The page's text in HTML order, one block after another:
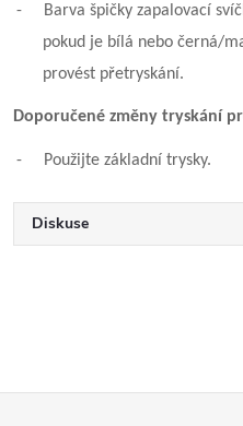
-
Barva špičky zapalovací
pokud je bílá nebo černá/
provést přetryskání.
Doporučené změny tryskání
- Použijte základní trysky.
Diskuse